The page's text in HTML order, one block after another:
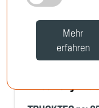
Mehr
erfahren